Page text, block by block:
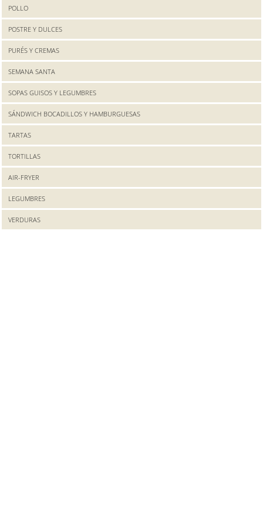
POLLO
POSTRE Y DULCES
PURÉS Y CREMAS
SEMANA SANTA
SOPAS GUISOS Y LEGUMBRES
SÁNDWICH BOCADILLOS Y HAMBURGUESAS
TARTAS
TORTILLAS
AIR-FRYER
LEGUMBRES
VERDURAS